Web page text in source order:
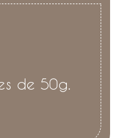
de 50g.